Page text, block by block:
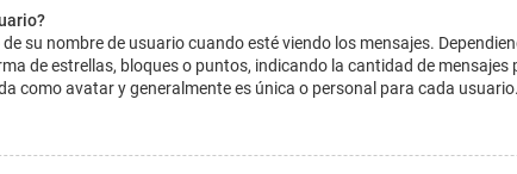
su nombre de usuario cuando esté viendo los mensajes.
de estrellas, bloques o puntos, indicando la cantidad de
como avatar y generalmente es única o personal para cada usuario.